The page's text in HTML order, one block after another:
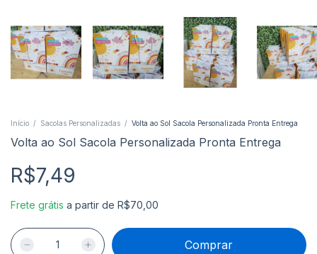
Início / Sacolas Personalizadas / Volta ao Sol Sacola Personalizada Pronta Entrega
Volta ao Sol Sacola Personalizada Pronta Entrega
R$7,49
Frete grátis a partir de R$70,00